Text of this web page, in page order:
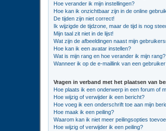
Hoe verander ik mijn instellingen?
Hoe kan ik onzichtbaar zijn in de online
De tijden zijn niet correct!
Ik wijzigde de tijdzone, maar de tijd is nog
Mijn taal zit niet in de lijst!
Wat zijn de afbeeldingen naast mijn
Hoe kan ik een avatar instellen?
Wat is mijn rang en hoe verander ik mijn rang?
Wanneer ik op de e-maillink van een
Vragen in verband met het plaatsen van
Hoe plaats ik een onderwerp in een forum of
Hoe wijzig of verwijder ik een bericht?
Hoe voeg ik een onderschrift toe aan mijn
Hoe maak ik een peiling?
Waarom kan ik niet meer peilingsopties
Hoe wijzig of verwijder ik een peiling?